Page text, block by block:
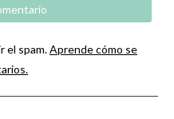
el spam.Aprende cómo se